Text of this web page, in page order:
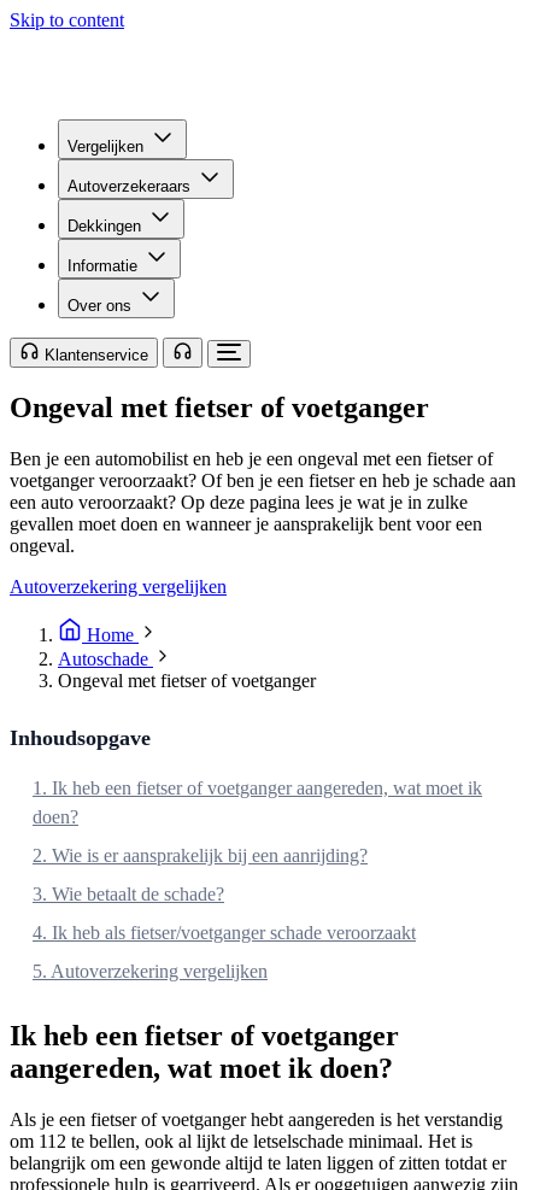
Skip to content
Vergelijken
Autoverzekeraars
Dekkingen
Informatie
Over ons
Klantenservice
Ongeval met fietser of voetganger
Ben je een automobilist en heb je een ongeval met een fietser of
voetganger veroorzaakt? Of ben je een fietser en heb je schade aan
een auto veroorzaakt? Op deze pagina lees je wat je in zulke
gevallen moet doen en wanneer je aansprakelijk bent voor een
ongeval.
Autoverzekering vergelijken
Home
Autoschade
Ongeval met fietser of voetganger
Inhoudsopgave
1. Ik heb een fietser of voetganger aangereden, wat moet ik
doen?
2. Wie is er aansprakelijk bij een aanrijding?
3. Wie betaalt de schade?
4. Ik heb als fietser/voetganger schade veroorzaakt
5. Autoverzekering vergelijken
Ik heb een fietser of voetganger
aangereden, wat moet ik doen?
Als je een fietser of voetganger hebt aangereden is het verstandig
om 112 te bellen, ook al lijkt de letselschade minimaal. Het is
belangrijk om een gewonde altijd te laten liggen of zitten totdat er
professionele hulp is gearriveerd. Als er ooggetuigen aanwezig zijn